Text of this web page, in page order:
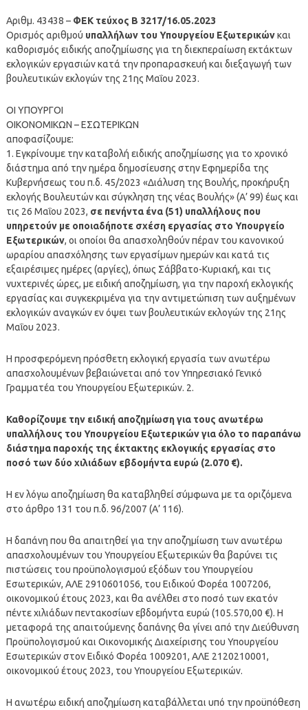
Αριθμ. 43438 – ΦΕΚ τεύχος Β 3217/16.05.2023
Ορισμός αριθμού υπαλλήλων του Υπουργείου Εξωτερικώνκαι
καθορισμός ειδικής αποζημίωσης για τη διεκπεραίωση εκτάκτων
εκλογικών εργασιών κατά την προπαρασκευή και διεξαγωγή των
βουλευτικών εκλογών της 21ης Μαΐου 2023.
ΟΙ ΥΠΟΥΡΓΟΙ
ΟΙΚΟΝΟΜΙΚΩΝ – ΕΣΩΤΕΡΙΚΩΝ
αποφασίζουμε:
1. Εγκρίνουμε την καταβολή ειδικής αποζημίωσης για το χρονικό
διάστημα από την ημέρα δημοσίευσης στην Εφημερίδα της
Κυβερνήσεως του π.δ. 45/2023 «Διάλυση της Βουλής, προκήρυξη
εκλογής Βουλευτών και σύγκληση της νέας Βουλής» (Α’ 99) έως και
τις 26 Μαΐου 2023, σε πενήντα ένα (51) υπαλλήλους που
υπηρετούν με οποιαδήποτε σχέση εργασίας στο Υπουργείο
Εξωτερικών, οι οποίοι θα απασχοληθούν πέραν του κανονικού
ωραρίου απασχόλησης των εργασίμων ημερών και κατά τις
εξαιρέσιμες ημέρες (αργίες), όπως Σάββατο-Κυριακή, και τις
νυχτερινές ώρες, με ειδική αποζημίωση, για την παροχή εκλογικής
εργασίας και συγκεκριμένα για την αντιμετώπιση των αυξημένων
εκλογικών αναγκών εν όψει των βουλευτικών εκλογών της 21ης
Μαΐου 2023.
Η προσφερόμενη πρόσθετη εκλογική εργασία των ανωτέρω
απασχολουμένων βεβαιώνεται από τον Υπηρεσιακό Γενικό
Γραμματέα του Υπουργείου Εξωτερικών. 2.
Καθορίζουμε την ειδική αποζημίωση για τους ανωτέρω
υπαλλήλους του Υπουργείου Εξωτερικών για όλο το παραπάνω
διάστημα παροχής της έκτακτης εκλογικής εργασίας στο
ποσό των δύο χιλιάδων εβδομήντα ευρώ (2.070 €).
Η εν λόγω αποζημίωση θα καταβληθεί σύμφωνα με τα οριζόμενα
στο άρθρο 131 του π.δ. 96/2007 (Α’ 116).
Η δαπάνη που θα απαιτηθεί για την αποζημίωση των ανωτέρω
απασχολουμένων του Υπουργείου Εξωτερικών θα βαρύνει τις
πιστώσεις του προϋπολογισμού εξόδων του Υπουργείου
Εσωτερικών, ΑΛΕ 2910601056, του Ειδικού Φορέα 1007206,
οικονομικού έτους 2023, και θα ανέλθει στο ποσό των εκατόν
πέντε χιλιάδων πεντακοσίων εβδομήντα ευρώ (105.570,00 €). Η
μεταφορά της απαιτούμενης δαπάνης θα γίνει από την Διεύθυνση
Προϋπολογισμού και Οικονομικής Διαχείρισης του Υπουργείου
Εσωτερικών στον Ειδικό Φορέα 1009201, ΑΛΕ 2120210001,
οικονομικού έτους 2023, του Υπουργείου Εξωτερικών.
Η ανωτέρω ειδική αποζημίωση καταβάλλεται υπό την προϋπόθεση